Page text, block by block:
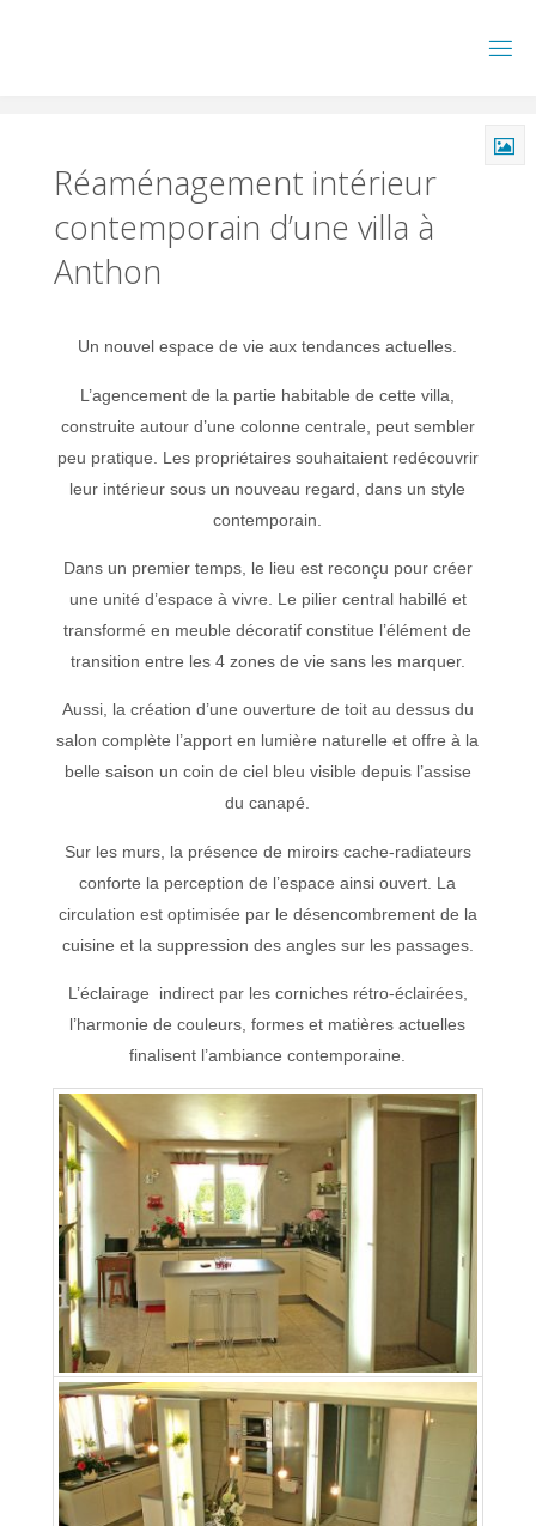
Réaménagement intérieur
contemporain d’une villa à
Anthon
Un nouvel espace de vie aux tendances actuelles.
L’agencement de la partie habitable de cette villa,
construite autour d’une colonne centrale, peut sembler
peu pratique. Les propriétaires souhaitaient redécouvrir
leur intérieur sous un nouveau regard, dans un style
contemporain.
Dans un premier temps, le lieu est reconçu pour créer
une unité d’espace à vivre. Le pilier central habillé et
transformé en meuble décoratif constitue l’élément de
transition entre les 4 zones de vie sans les marquer.
Aussi, la création d’une ouverture de toit au dessus du
salon complète l’apport en lumière naturelle et offre à la
belle saison un coin de ciel bleu visible depuis l’assise
du canapé.
Sur les murs, la présence de miroirs cache-radiateurs
conforte la perception de l’espace ainsi ouvert. La
circulation est optimisée par le désencombrement de la
cuisine et la suppression des angles sur les passages.
L’éclairage indirect par les corniches rétro-éclairées,
l’harmonie de couleurs, formes et matières actuelles
finalisent l’ambiance contemporaine.